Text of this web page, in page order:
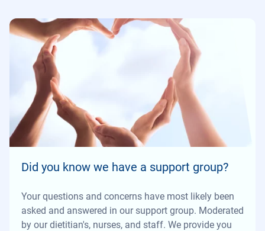
Did you know we have a support group?
Your questions and concerns have most likely been
asked and answered in our support group. Moderated
by our dietitian's, nurses, and staff. We provide you